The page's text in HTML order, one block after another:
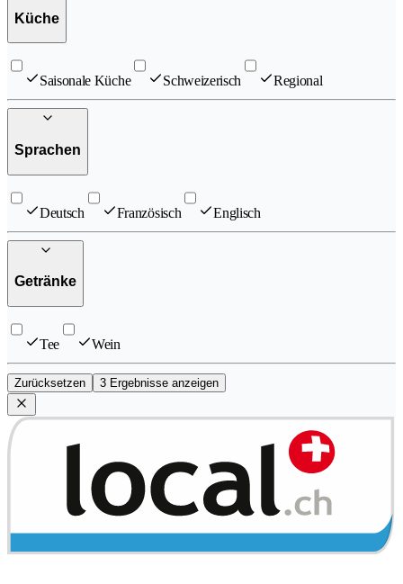
Küche
Saisonale Küche Schweizerisch Regional
Sprachen
Deutsch Französisch Englisch
Getränke
Tee Wein
Zurücksetzen 3 Ergebnisse anzeigen